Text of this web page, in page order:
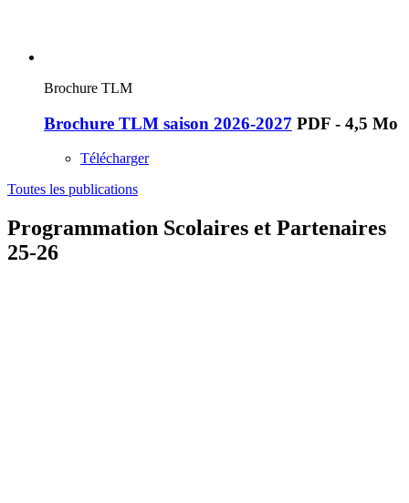
Brochure TLM
Brochure TLM saison 2026-2027 PDF - 4,5 Mo
Télécharger
Toutes les publications
Programmation Scolaires et Partenaires
25-26